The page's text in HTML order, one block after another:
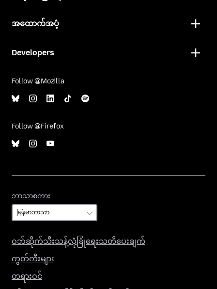
အထောက်အပံ့
Developers
Follow @Mozilla
Follow @Firefox
ဘာသာစကား
ဝဘ်ဆိုက်သီးသန့်လုံခြုံရေးသတိပေးချက်
ကွတ်ကီးများ
တရားဝင်